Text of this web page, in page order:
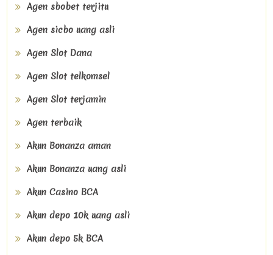
Agen sbobet terjitu
Agen sicbo uang asli
Agen Slot Dana
Agen Slot telkomsel
Agen Slot terjamin
Agen terbaik
Akun Bonanza aman
Akun Bonanza uang asli
Akun Casino BCA
Akun depo 10k uang asli
Akun depo 5k BCA